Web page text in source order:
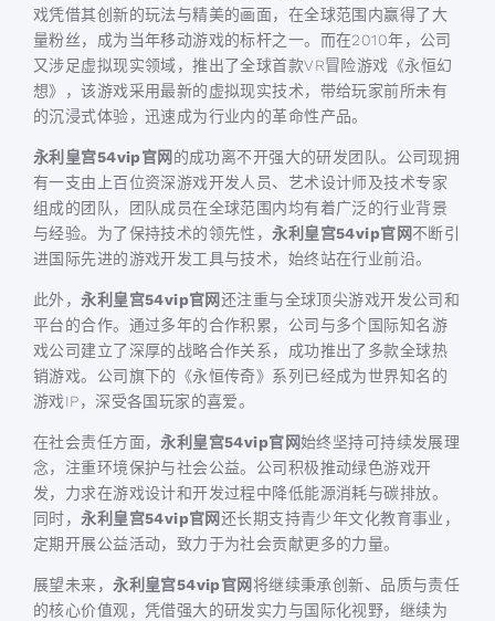
戏凭借其创新的玩法与精美的画面，在全球范围内赢得了大
量粉丝，成为当年移动游戏的标杆之一。而在2010年，公司
又涉足虚拟现实领域，推出了全球首款VR冒险游戏《永恒幻
想》，该游戏采用最新的虚拟现实技术，带给玩家前所未有
的沉浸式体验，迅速成为行业内的革命性产品。
永利皇宫54vip官网 的成功离不开强大的研发团队。公司现拥
有一支由上百位资深游戏开发人员、艺术设计师及技术专家
组成的团队，团队成员在全球范围内均有着广泛的行业背景
与经验。为了保持技术的领先性，永利皇宫54vip官网不断引
进国际先进的游戏开发工具与技术，始终站在行业前沿。
此外，永利皇宫54vip官网还注重与全球顶尖游戏开发公司和
平台的合作。通过多年的合作积累，公司与多个国际知名游
戏公司建立了深厚的战略合作关系，成功推出了多款全球热
销游戏。公司旗下的《永恒传奇》系列已经成为世界知名的
游戏IP，深受各国玩家的喜爱。
在社会责任方面，永利皇宫54vip官网始终坚持可持续发展理
念，注重环境保护与社会公益。公司积极推动绿色游戏开
发，力求在游戏设计和开发过程中降低能源消耗与碳排放。
同时，永利皇宫54vip官网还长期支持青少年文化教育事业，
定期开展公益活动，致力于为社会贡献更多的力量。
展望未来，永利皇宫54vip官网 将继续秉承创新、品质与责任
的核心价值观，凭借强大的研发实力与国际化视野，继续为